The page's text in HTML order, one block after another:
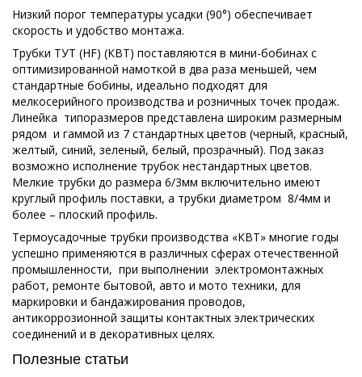
Низкий порог температуры усадки (90°) обеспечивает
скорость и удобство монтажа.
Трубки ТУТ (HF) (КВТ) поставляются в мини-бобинах с
оптимизированной намоткой в два раза меньшей, чем
стандартные бобины, идеально подходят для
мелкосерийного производства и розничных точек продаж.
Линейка типоразмеров представлена широким размерным
рядом и гаммой из 7 стандартных цветов (черный, красный,
желтый, синий, зеленый, белый, прозрачный). Под заказ
возможно исполнение трубок нестандартных цветов.
Мелкие трубки до размера 6/3мм включительно имеют
круглый профиль поставки, а трубки диаметром 8/4мм и
более – плоский профиль.
Термоусадочные трубки производства «КВТ» многие годы
успешно применяются в различных сферах отечественной
промышленности, при выполнении электромонтажных
работ, ремонте бытовой, авто и мото техники, для
маркировки и бандажирования проводов,
антикоррозионной защиты контактных электрических
соединений и в декоративных целях.
Полезные статьи